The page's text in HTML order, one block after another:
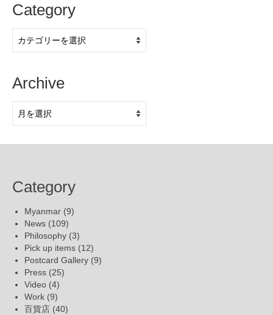
Category
Category
Archive
Archive
Category
Myanmar (9)
News (109)
Philosophy (3)
Pick up items (12)
Postcard Gallery (9)
Press (25)
Video (4)
Work (9)
百貨店 (40)